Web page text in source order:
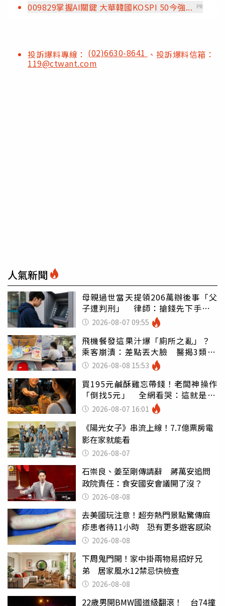
009829掌握AI關鍵 大華韓國KOSPI 50今強... PR
投訴爆料專線： (02)6630-8641 、投訴爆料信箱：
119@ctwant.com
人氣新聞
母親過世當天提領206萬辦後事「父
子遭判刑」 律師：搶錢先下手是
罪 2026-08-07 09:55
飛機餐發這果汁爆「廁所之亂」？
乘客崩潰：差點丟大臉 醫揭3類人
別亂喝
2026-08-08 15:53
買195元鹹酥雞忘帶錢！老闆神操作
「倒找5元」 全網看哭：這就是台
灣 2026-08-07 16:01
《陽光女子》串流上線！7.7億票房電
影在家就能看
2026-08-07
石崇良、姜至剛傳請辭 蔣萬安追問
政院責任：食安國安會議開了沒？
2026-08-08
去美國玩注意！超夯熱門景點驚傳麻
疹患者待11小時 恐有更多遊客感染
2026-08-08
下周鬼門開！家中掛兩物易招好兄
弟 居家風水12禁忌快檢查
2026-08-08
22歲男開BMW國道級翻滾！ 台74撞